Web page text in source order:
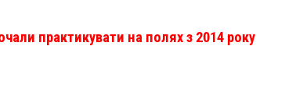
практикувати на полях з 2014 року